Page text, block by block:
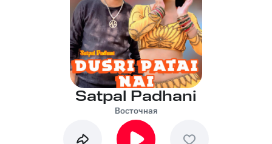
Satpal Padhani
Восточная